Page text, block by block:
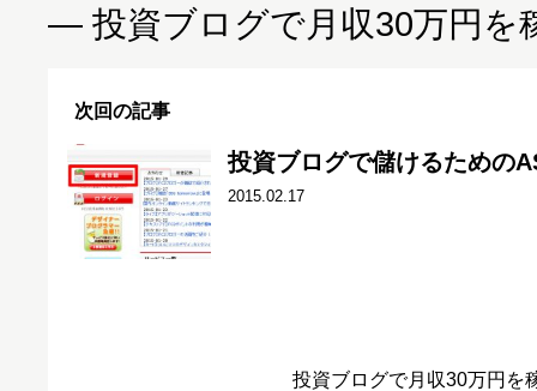
― 投資ブログで月収30万円を
次回の記事
投資ブログで儲けるための
2015.02.17
投資ブログで月収30万円を